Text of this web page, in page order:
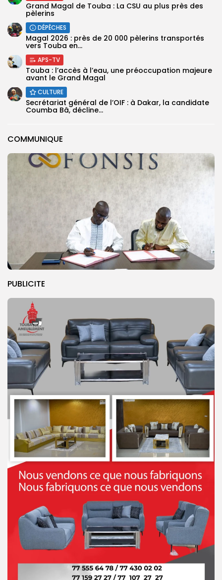
COMMUNIQUE
PUBLICITE
Grand Magal de Touba : La CSU au plus près des
pèlerins
DÉPÊCHES
Magal 2026 : près de 20 000 pèlerins transportés
vers Touba en...
APS-TV
Touba : l’accès à l’eau, une préoccupation majeure
avant le Grand Magal
CULTURE
Secrétariat général de l’OIF : à Dakar, la candidate
Coumba Bâ, décline...